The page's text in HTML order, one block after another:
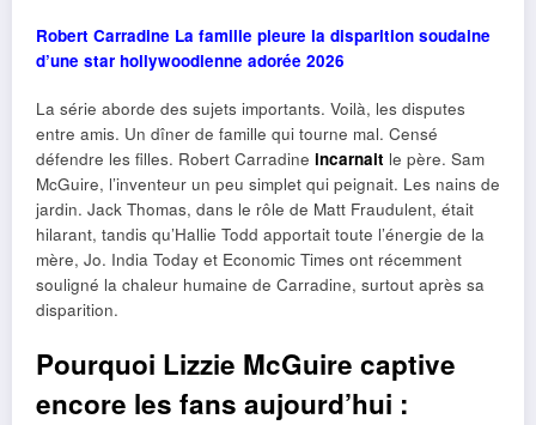
Robert Carradine La famille pleure la disparition soudaine
d’une star hollywoodienne adorée 2026
La série aborde des sujets importants. Voilà, les disputes
entre amis. Un dîner de famille qui tourne mal. Censé
défendre les filles. Robert Carradine incarnait le père. Sam
McGuire, l’inventeur un peu simplet qui peignait. Les nains de
jardin. Jack Thomas, dans le rôle de Matt Fraudulent, était
hilarant, tandis qu’Hallie Todd apportait toute l’énergie de la
mère, Jo. India Today et Economic Times ont récemment
souligné la chaleur humaine de Carradine, surtout après sa
disparition.
Pourquoi Lizzie McGuire captive
encore les fans aujourd’hui :